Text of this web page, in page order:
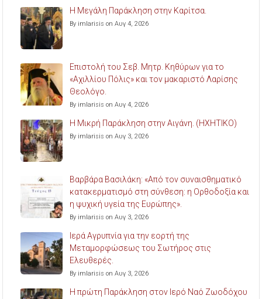
Η Μεγάλη Παράκληση στην Καρίτσα.
By imlarisis on Αυγ 4, 2026
Επιστολή του Σεβ. Μητρ. Κηθύρων για το
«Αχιλλίου Πόλις» και τον μακαριστό Λαρίσης
Θεολόγο.
By imlarisis on Αυγ 4, 2026
Η Μικρή Παράκληση στην Αιγάνη. (ΗΧΗΤΙΚΟ)
By imlarisis on Αυγ 3, 2026
Βαρβάρα Βασιλάκη: «Από τον συναισθηματικό
κατακερματισμό στη σύνθεση: η Ορθοδοξία και
η ψυχική υγεία της Ευρώπης».
By imlarisis on Αυγ 3, 2026
Ιερά Αγρυπνία για την εορτή της
Μεταμορφώσεως του Σωτήρος στις
Ελευθερές.
By imlarisis on Αυγ 3, 2026
Η πρώτη Παράκληση στον Ιερό Ναό Ζωοδόχου